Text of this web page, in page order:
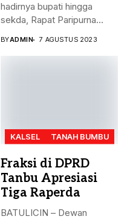
hadirnya bupati hingga
sekda, Rapat Paripurna
BYADMIN 7 AGUSTUS 2023
KALSEL TANAH BUMBU
Fraksi di DPRD
Tanbu Apresiasi
Tiga Raperda
BATULICIN – Dewan